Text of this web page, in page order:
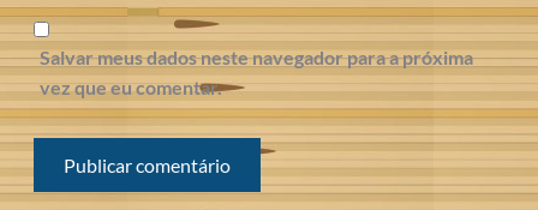
Salvar meus dados neste navegador para a próxima
vez que eu comentar.